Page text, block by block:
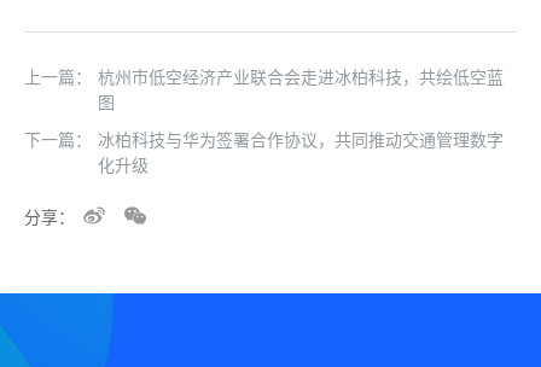
上一篇：
杭州市低空经济产业联合会走进冰柏科技，共绘低空蓝
图
下一篇：
冰柏科技与华为签署合作协议，共同推动交通管理数字
化升级
分享：